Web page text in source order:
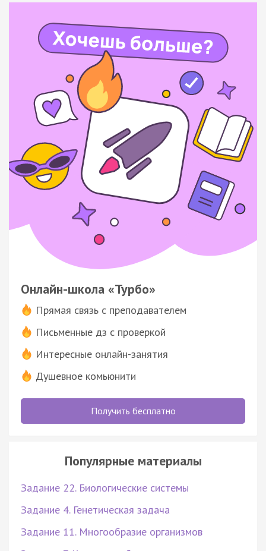
Онлайн-школа «Турбо»
Прямая связь с преподавателем
Письменные дз с проверкой
Интересные онлайн-занятия
Душевное комьюнити
Получить бесплатно
Популярные материалы
Задание 22. Биологические системы
Задание 4. Генетическая задача
Задание 11. Многообразие организмов